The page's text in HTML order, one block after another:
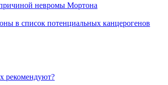
невромы Мортона
в список потенциальных канцерогенов
рекомендуют?